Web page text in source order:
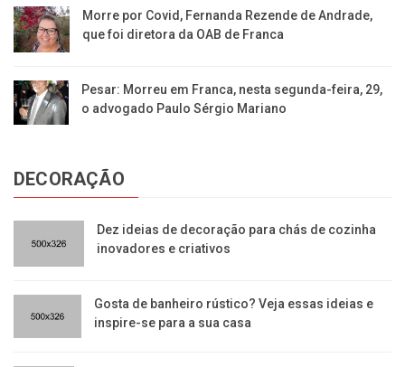
Morre por Covid, Fernanda Rezende de Andrade,
que foi diretora da OAB de Franca
Pesar: Morreu em Franca, nesta segunda-feira, 29,
o advogado Paulo Sérgio Mariano
DECORAÇÃO
Dez ideias de decoração para chás de cozinha
inovadores e criativos
Gosta de banheiro rústico? Veja essas ideias e
inspire-se para a sua casa